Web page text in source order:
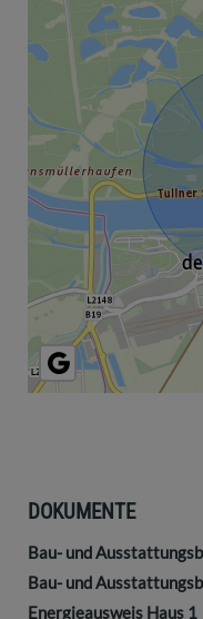
DOKUMENTE
Bau- und
Bau- und
Energieausweis Haus 1